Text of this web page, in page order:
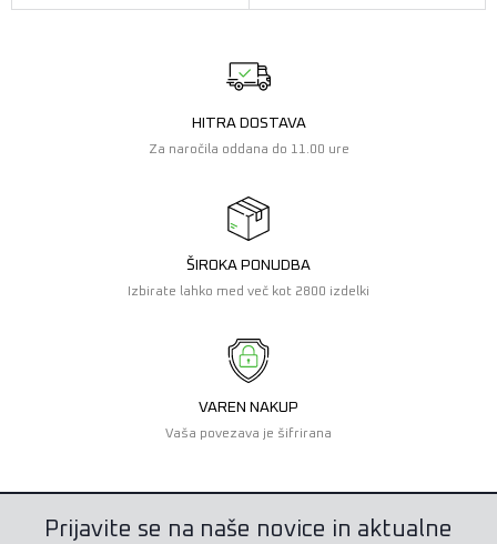
HITRA DOSTAVA
Za naročila oddana do 11.00 ure
ŠIROKA PONUDBA
Izbirate lahko med več kot 2800 izdelki
VAREN NAKUP
Vaša povezava je šifrirana
Prijavite se na naše novice in aktualne